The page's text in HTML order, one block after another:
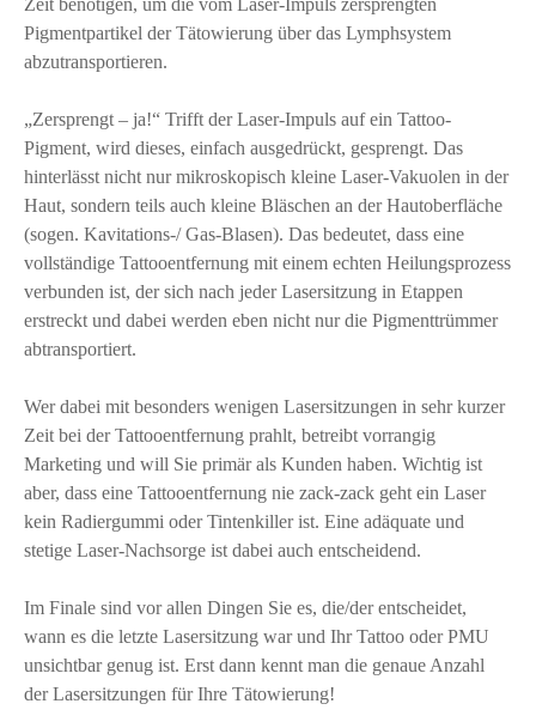
Zeit benötigen, um die vom Laser-Impuls zersprengten
Pigmentpartikel der Tätowierung über das Lymphsystem
abzutransportieren.
„Zersprengt – ja!“ Trifft der Laser-Impuls auf ein Tattoo-
Pigment, wird dieses, einfach ausgedrückt, gesprengt. Das
hinterlässt nicht nur mikroskopisch kleine Laser-Vakuolen in der
Haut, sondern teils auch kleine Bläschen an der Hautoberfläche
(sogen. Kavitations-/ Gas-Blasen). Das bedeutet, dass eine
vollständige Tattooentfernung mit einem echten Heilungsprozess
verbunden ist, der sich nach jeder Lasersitzung in Etappen
erstreckt und dabei werden eben nicht nur die Pigmenttrümmer
abtransportiert.
Wer dabei mit besonders wenigen Lasersitzungen in sehr kurzer
Zeit bei der Tattooentfernung prahlt, betreibt vorrangig
Marketing und will Sie primär als Kunden haben. Wichtig ist
aber, dass eine Tattooentfernung nie zack-zack geht ein Laser
kein Radiergummi oder Tintenkiller ist. Eine adäquate und
stetige Laser-Nachsorge ist dabei auch entscheidend.
Im Finale sind vor allen Dingen Sie es, die/der entscheidet,
wann es die letzte Lasersitzung war und Ihr Tattoo oder PMU
unsichtbar genug ist. Erst dann kennt man die genaue Anzahl
der Lasersitzungen für Ihre Tätowierung!